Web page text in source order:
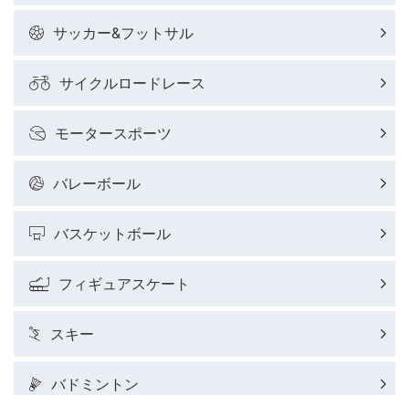
サッカー&フットサル
サイクルロードレース
モータースポーツ
バレーボール
バスケットボール
フィギュアスケート
スキー
バドミントン